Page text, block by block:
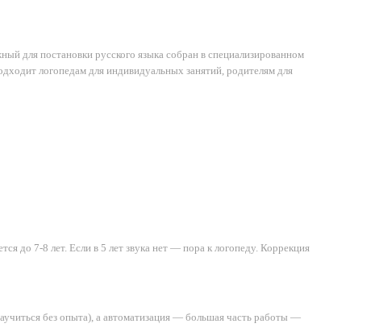
для постановки русского языка собран в специализированном
логопедам для индивидуальных занятий, родителям для
до 7-8 лет. Если в 5 лет звука нет — пора к логопеду. Коррекция
без опыта), а автоматизация — большая часть работы —